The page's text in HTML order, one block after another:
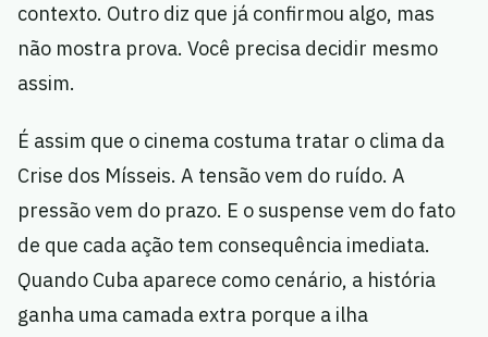
contexto. Outro diz que já confirmou algo, mas
não mostra prova. Você precisa decidir mesmo
assim.
É assim que o cinema costuma tratar o clima da
Crise dos Mísseis. A tensão vem do ruído. A
pressão vem do prazo. E o suspense vem do fato
de que cada ação tem consequência imediata.
Quando Cuba aparece como cenário, a história
ganha uma camada extra porque a ilha